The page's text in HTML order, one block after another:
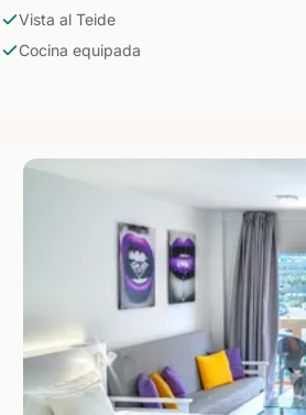
Vista al Teide
Cocina equipada